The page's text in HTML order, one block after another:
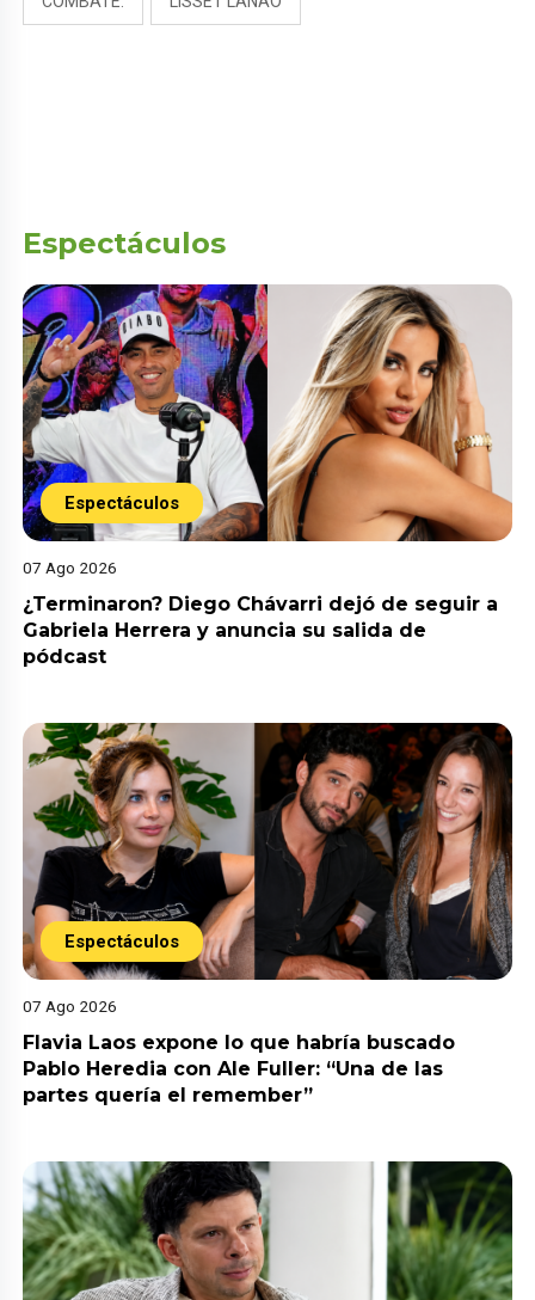
Espectáculos
Espectáculos
07 Ago 2026
¿Terminaron? Diego Chávarri dejó de seguir a
Gabriela Herrera y anuncia su salida de
pódcast
Espectáculos
07 Ago 2026
Flavia Laos expone lo que habría buscado
Pablo Heredia con Ale Fuller: “Una de las
partes quería el remember”